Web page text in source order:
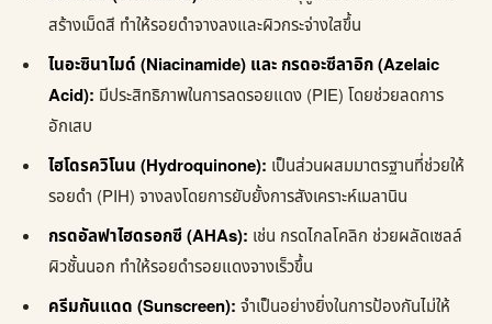
สร้างเม็ดสี ทำให้รอยดำจางลงและผิวกระจ่างใสขึ้น
ไนอะซินาไมด์ (Niacinamide) และ กรดอะซีลาอิก (Azelaic
Acid): มีประสิทธิภาพในการลดรอยแดง (PIE) โดยช่วยลดการ
อักเสบ
ไฮโดรควิโนน (Hydroquinone): เป็นส่วนผสมมาตรฐานที่ช่วยให้
รอยดำ (PIH) จางลงโดยการยับยั้งการสังเคราะห์เมลานิน
กรดอัลฟาไฮดรอกซี (AHAs): เช่น กรดไกลโคลิก ช่วยผลัดเซลล์
ผิวชั้นนอก ทำให้รอยดำรอยแดงจางเร็วขึ้น
ครีมกันแดด (Sunscreen): จำเป็นอย่างยิ่งในการป้องกันไม่ให้